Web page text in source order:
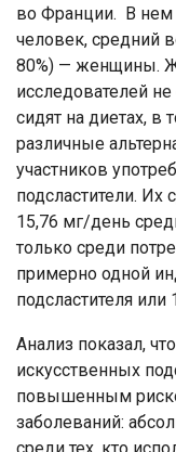
во Франции. В нем
человек, средний
80%) — женщины.
исследователей
сидят на диетах, в
различные
участников
подсластители. Их
15,76 мг/день
только среди
примерно одной
подсластителя
Анализ показал,
искусственных
повышенным
заболеваний: